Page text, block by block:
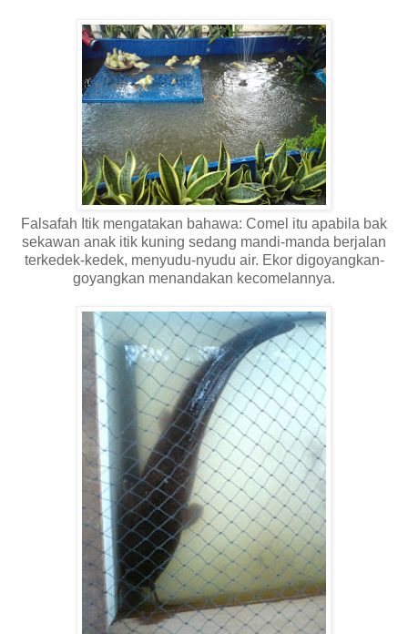
Falsafah Itik mengatakan bahawa: Comel itu apabila bak
sekawan anak itik kuning sedang mandi-manda berjalan
terkedek-kedek, menyudu-nyudu air. Ekor digoyangkan-
goyangkan menandakan kecomelannya.